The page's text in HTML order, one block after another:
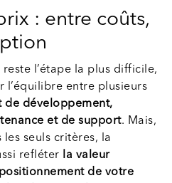
: entre coûts,
l’étape la plus difficile,
l’équilibre entre plusieurs
de développement,
et de support. Mais,
les seuls critères, la
refléter la valeur
de votre